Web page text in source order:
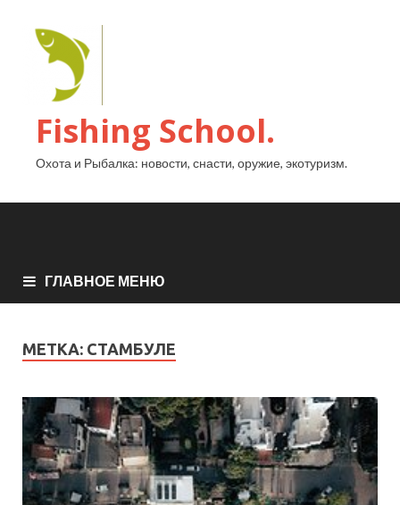
Fishing School.
Охота и Рыбалка: новости, снасти, оружие, экотуризм.
ГЛАВНОЕ МЕНЮ
МЕТКА: СТАМБУЛЕ